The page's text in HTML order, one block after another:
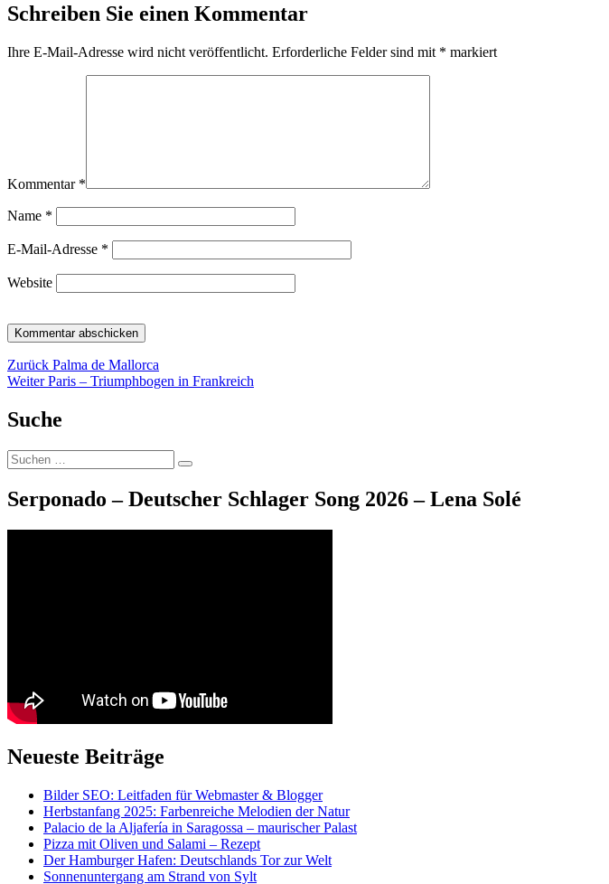
Schreiben Sie einen Kommentar
Ihre E-Mail-Adresse wird nicht veröffentlicht. Erforderliche Felder sind mit * markiert
Kommentar *
Name *
E-Mail-Adresse *
Website
Beitragsnavigation
Zurück Vorheriger
Beitrag:
Palma de Mallorca
Weiter Nächster
Paris – Triumphbogen in Frankreich
Suche
Suche
nach:
Suchen
Serponado – Deutscher Schlager Song 2026 – Lena Solé
Neueste Beiträge
Bilder SEO: Leitfaden für Webmaster & Blogger
Herbstanfang 2025: Farbenreiche Melodien der Natur
Palacio de la Aljafería in Saragossa – maurischer Palast
Pizza mit Oliven und Salami – Rezept
Der Hamburger Hafen: Deutschlands Tor zur Welt
Sonnenuntergang am Strand von Sylt